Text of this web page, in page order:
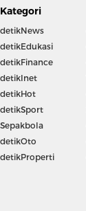
Kategori
detikNews
detikEdukasi
detikFinance
detikInet
detikHot
detikSport
Sepakbola
detikOto
detikProperti